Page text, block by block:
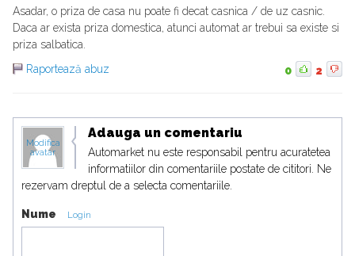
Asadar, o priza de casa nu poate fi decat casnica / de uz casnic.
Daca ar exista priza domestica, atunci automat ar trebui sa existe si
priza salbatica.
Raportează abuz
0 2
Modifica
avatar
Adauga un comentariu
Automarket nu este responsabil pentru acuratetea
informatiilor din comentariile postate de cititori. Ne
rezervam dreptul de a selecta comentariile.
Nume Login